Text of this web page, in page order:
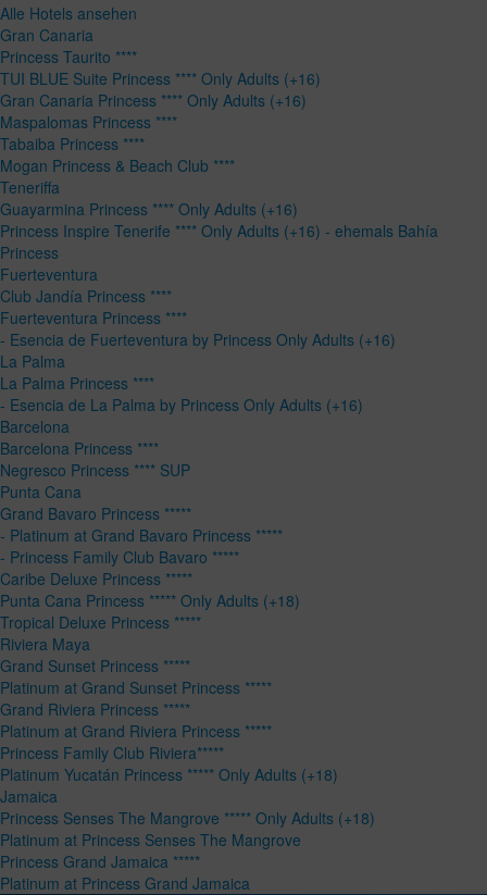
Alle Hotels ansehen
Gran Canaria
Princess Taurito ****
TUI BLUE Suite Princess **** Only Adults (+16)
Gran Canaria Princess **** Only Adults (+16)
Maspalomas Princess ****
Tabaiba Princess ****
Mogan Princess & Beach Club ****
Teneriffa
Guayarmina Princess **** Only Adults (+16)
Princess Inspire Tenerife **** Only Adults (+16) - ehemals Bahía
Princess
Fuerteventura
Club Jandía Princess ****
Fuerteventura Princess ****
- Esencia de Fuerteventura by Princess Only Adults (+16)
La Palma
La Palma Princess ****
- Esencia de La Palma by Princess Only Adults (+16)
Barcelona
Barcelona Princess ****
Negresco Princess **** SUP
Punta Cana
Grand Bavaro Princess *****
- Platinum at Grand Bavaro Princess *****
- Princess Family Club Bavaro *****
Caribe Deluxe Princess *****
Punta Cana Princess ***** Only Adults (+18)
Tropical Deluxe Princess *****
Riviera Maya
Grand Sunset Princess *****
Platinum at Grand Sunset Princess *****
Grand Riviera Princess *****
Platinum at Grand Riviera Princess *****
Princess Family Club Riviera*****
Platinum Yucatán Princess ***** Only Adults (+18)
Jamaica
Princess Senses The Mangrove ***** Only Adults (+18)
Platinum at Princess Senses The Mangrove
Princess Grand Jamaica *****
Platinum at Princess Grand Jamaica